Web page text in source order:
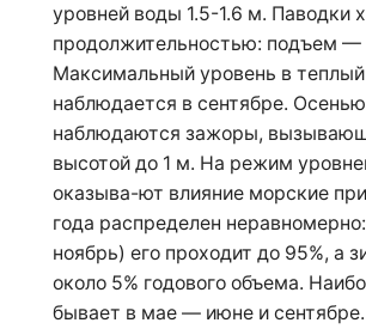
уровней воды 1.5-1.6 м. Паводки
продолжительностью: подъем
Максимальный уровень в
наблюдается в сентябре.
наблюдаются зажоры,
высотой до 1 м. На режим
оказыва-ют влияние морские
года распределен
ноябрь) его проходит до 95%, а
около 5% годового объема.
бывает в мае — июне и